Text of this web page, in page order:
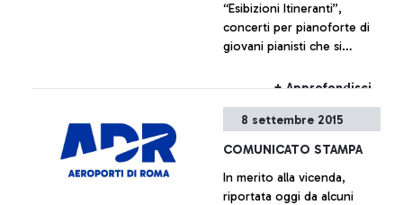
dell’aeroporto che è anche,
e indissolubilmente, la
storia della città che lo
“Esibizioni Itineranti”,
concerti per pianoforte di
giovani pianisti che si
dell’aeroporto Leonardo da
+ Approfondisci
8 settembre 2015
COMUNICATO STAMPA
In merito alla vicenda,
riportata oggi da alcuni